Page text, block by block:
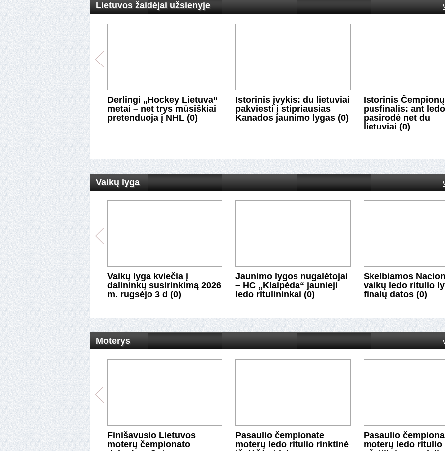
Lietuvos žaidėjai užsienyje
U.Čižas ir
sezoną pradėjo
(0)
Derlingi „Hockey Lietuva“
metai – net trys mūsiškiai
pretenduoja į NHL (0)
Istorinis įvykis: du lietuviai
pakviesti į stipriausias
Kanados jaunimo lygas (0)
Istorinis
pusfinalis: ant ledo
pasirodė net du
lietuviai (0)
Vaikų lyga
šeštadienį vyks
pipirų
(0)
Vaikų lyga kviečia į
dalininkų susirinkimą 2026
m. rugsėjo 3 d (0)
Jaunimo lygos nugalėtojai
– HC „Klaipėda“ jaunieji
ledo ritulininkai (0)
Skelbiamos
vaikų ledo ritulio
finalų datos (0)
Moterys
ledo ritulininkės
moterų
Finišavusio Lietuvos
moterų čempionato
Pasaulio čempionate
moterų ledo ritulio rinktinė
Pasaulio
moterų ledo ritulio